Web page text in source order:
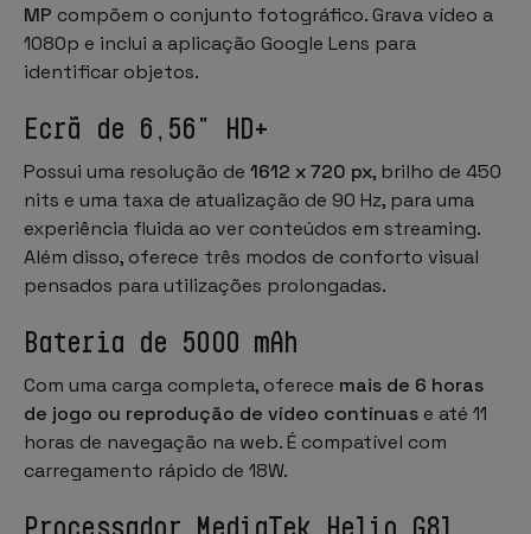
MP compõem o conjunto fotográfico. Grava vídeo a
1080p e inclui a aplicação Google Lens para
identificar objetos.
Ecrã de 6,56" HD+
Possui uma resolução de 1612 x 720 px, brilho de 450
nits e uma taxa de atualização de 90 Hz, para uma
experiência fluida ao ver conteúdos em streaming.
Além disso, oferece três modos de conforto visual
pensados para utilizações prolongadas.
Bateria de 5000 mAh
Com uma carga completa, oferece mais de 6 horas
de jogo ou reprodução de vídeo contínuas e até 11
horas de navegação na web. É compatível com
carregamento rápido de 18W.
Processador MediaTek Helio G81